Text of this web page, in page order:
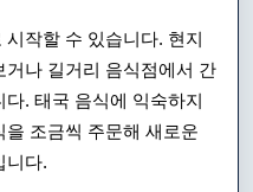
특
별
한
순
작할 수 있습니다. 현지
나 길거리 음식점에서 간
. 태국 음식에 익숙하지
조금씩 주문해 새로운
니다.